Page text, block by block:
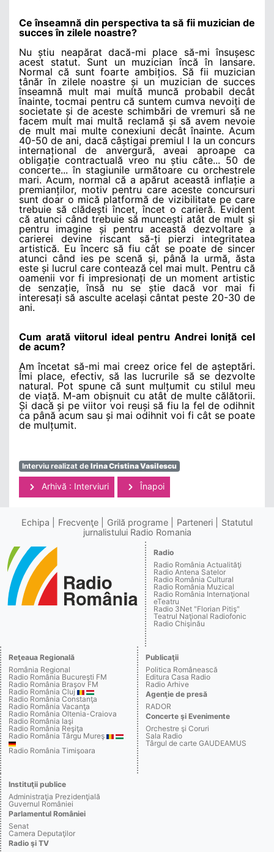
Ce înseamnă din perspectiva ta să fii muzician de
succes în zilele noastre?
Nu știu neapărat dacă-mi place să-mi însușesc
acest statut. Sunt un muzician încă în lansare.
Normal că sunt foarte ambițios. Să fii muzician
tânăr în zilele noastre și un muzician de succes
înseamnă mult mai multă muncă probabil decât
înainte, tocmai pentru că suntem cumva nevoiți de
societate și de aceste schimbări de vremuri să ne
facem mult mai multă reclamă și să avem nevoie
de mult mai multe conexiuni decât înainte. Acum
40-50 de ani, dacă câștigai premiul I la un concurs
internațional de anvergură, aveai aproape ca
obligație contractuală vreo nu știu câte... 50 de
concerte... în stagiunile următoare cu orchestrele
mari. Acum, normal că a apărut această inflație a
premianților, motiv pentru care aceste concursuri
sunt doar o mică platformă de vizibilitate pe care
trebuie să clădești încet, încet o carieră. Evident
că atunci când trebuie să muncești atât de mult și
pentru imagine și pentru această dezvoltare a
carierei devine riscant să-ți pierzi integritatea
artistică. Eu încerc să fiu cât se poate de sincer
atunci când ies pe scenă și, până la urmă, ăsta
este și lucrul care contează cel mai mult. Pentru că
oamenii vor fi impresionați de un moment artistic
de senzație, însă nu se știe dacă vor mai fi
interesați să asculte același cântat peste 20-30 de
ani.
Cum arată viitorul ideal pentru Andrei Ioniță cel
de acum?
Am încetat să-mi mai creez orice fel de așteptări.
Îmi place, efectiv, să las lucrurile să se dezvolte
natural. Pot spune că sunt mulțumit cu stilul meu
de viață. M-am obișnuit cu atât de multe călătorii.
Și dacă și pe viitor voi reuși să fiu la fel de odihnit
ca până acum sau și mai odihnit voi fi cât se poate
de mulțumit.
Interviu realizat de Irina Cristina Vasilescu
Arhivă : Interviuri Înapoi
Echipa Frecvenţe Grilă programe Parteneri
Statutul
jurnalistului Radio Romania
Radio
Radio România Actualităţi
Radio Antena Satelor
Radio România Cultural
Radio România Muzical
Radio România Internaţional
eTeatru
Radio 3Net "Florian Pitiş"
Teatrul Naţional Radiofonic
Radio Chişinău
Reţeaua Regională
România Regional
Radio România Bucureşti FM
Radio România Braşov FM
Radio România Cluj
Radio România Constanţa
Radio România Vacanţa
Radio România Oltenia-Craiova
Radio România Iaşi
Radio România Reşiţa
Radio România Târgu Mureş
Radio România Timişoara
Publicaţii
Politica Românească
Editura Casa Radio
Radio Arhive
Agenţie de presă
RADOR
Concerte şi Evenimente
Orchestre şi Coruri
Sala Radio
Târgul de carte GAUDEAMUS
Instituţii publice
Administraţia Prezidenţială
Guvernul României
Parlamentul României
Senat
Camera Deputaţilor
Radio şi TV